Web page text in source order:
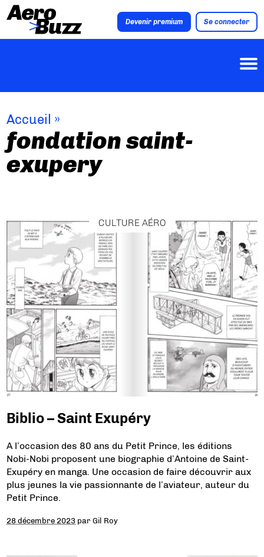
Devenir premium Se connecter
Accueil »
fondation saint-
exupery
CULTURE AÉRO
Biblio – Saint Exupéry
A l’occasion des 80 ans du Petit Prince, les éditions
Nobi-Nobi proposent une biographie d’Antoine de Saint-
Exupéry en manga. Une occasion de faire découvrir aux
plus jeunes la vie passionnante de l’aviateur, auteur du
Petit Prince.
28 décembre 2023 parGil Roy